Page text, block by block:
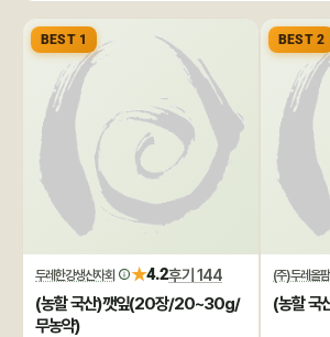
BEST 1
두레한강생산자회 ★4.2후기 144
(농할 국산)깻잎(20장/20~30g/
무농약)
BEST 2
(주)두레올
(농할 국